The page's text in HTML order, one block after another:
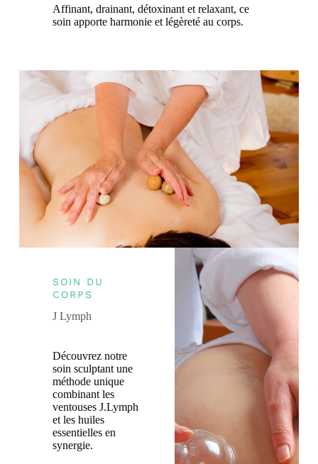
Affinant, drainant, détoxinant et relaxant, ce
soin apporte harmonie et légèreté au corps.
SOIN DU
CORPS
J Lymph
Découvrez notre
soin sculptant une
méthode unique
combinant les
ventouses J.Lymph
et les huiles
essentielles en
synergie.